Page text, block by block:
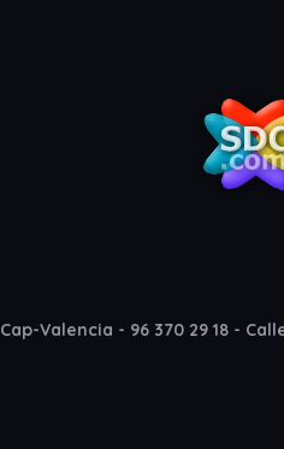
Cap-Valencia - 96 370 29 18 -